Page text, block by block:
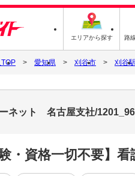
エリアから探す 路
愛知県 刈谷市 刈谷駅
ネット 名古屋支社/
・資格一切不要】